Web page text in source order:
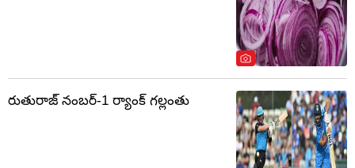
రుతురాజ్ నంబర్-1 ర్యాంక్ గల్లంతు